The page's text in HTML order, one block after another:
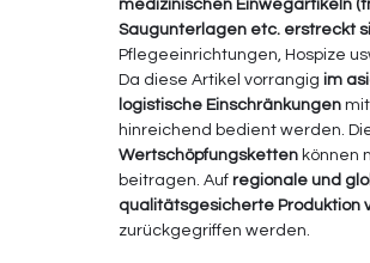
medizinischen Einwegartikeln
Saugunterlagen etc. erstreckt
Pflegeeinrichtungen, Hospize
Da diese Artikel vorrangig im
logistische Einschränkungen
hinreichend bedient werden.
Wertschöpfungsketten können
beitragen. Auf regionale und
qualitätsgesicherte Produktion
zurückgegriffen werden.